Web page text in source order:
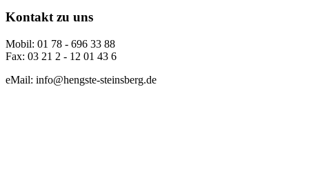
Kontakt zu uns
Mobil: 01 78 - 696 33 88
Fax: 03 21 2 - 12 01 43 6
eMail: info@hengste-steinsberg.de